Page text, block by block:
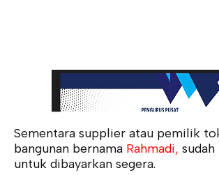
Sementara supplier atau pemilik
bangunan bernama Rahmadi, sudah
untuk dibayarkan segera.